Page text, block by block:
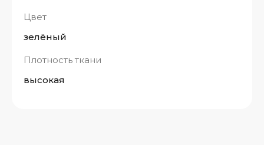
Цвет
зелёный
Плотность ткани
высокая